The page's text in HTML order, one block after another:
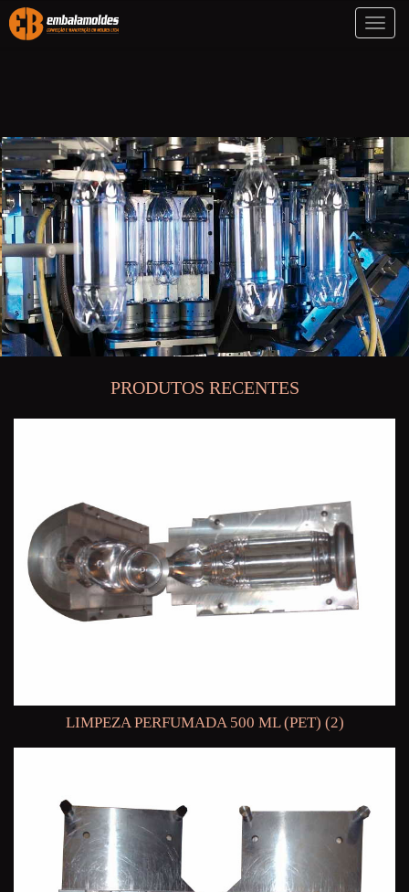
Toggle
PRODUTOS RECENTES
LIMPEZA PERFUMADA 500 ML (PET) (2)